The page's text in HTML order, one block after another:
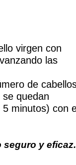
virgen con
las
de
quedan
minutos) con
seguro y